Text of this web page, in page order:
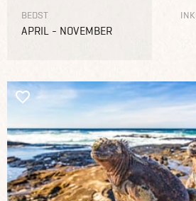
BEDST
APRIL - NOVEMBER